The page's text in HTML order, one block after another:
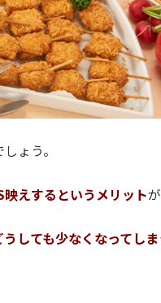
ょう。
えするというメリット
しても少なくなってし